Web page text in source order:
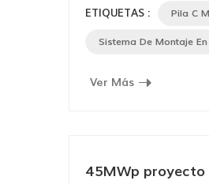
anodizado como
a pendientes,
ETIQUETAS : Pila C
Sistema De Montaje
Ver Más
45MWp proyecto